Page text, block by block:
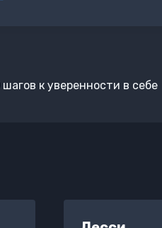
к уверенности в себе